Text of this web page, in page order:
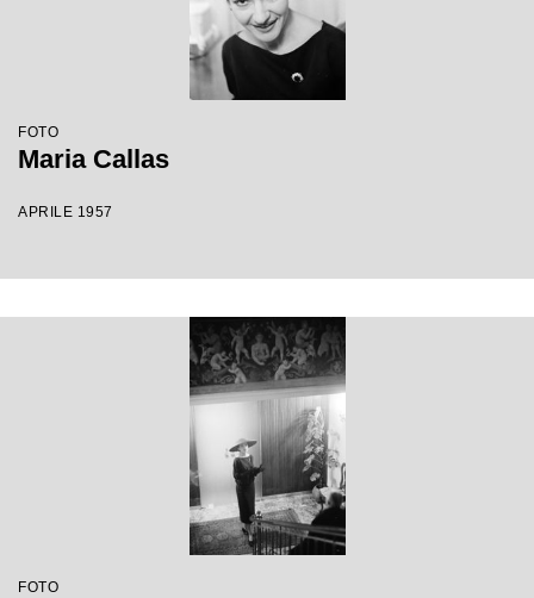
FOTO
Maria Callas
APRILE 1957
FOTO